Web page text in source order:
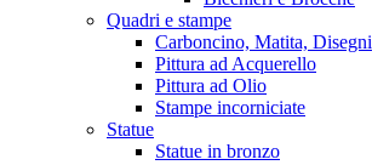
Quadri e stampe
Carboncino, Matita, Disegni
Pittura ad Acquerello
Pittura ad Olio
Stampe incorniciate
Statue
Statue in bronzo